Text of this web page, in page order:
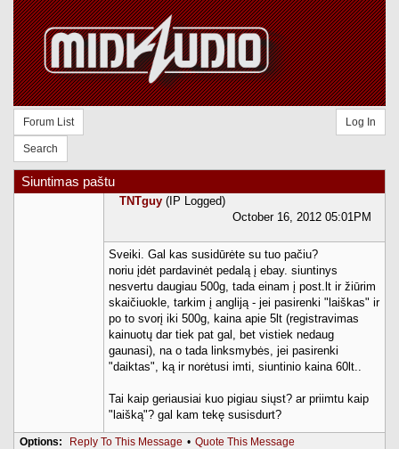
Forum List
Search
Log In
Siuntimas paštu
TNTguy (IP Logged)
October 16, 2012 05:01PM
Sveiki. Gal kas susidūrėte su tuo pačiu?
noriu įdėt pardavinėt pedalą į ebay. siuntinys
nesvertu daugiau 500g, tada einam į post.lt ir žiūrim
skaičiuokle, tarkim į angliją - jei pasirenki "laiškas" ir
po to svorį iki 500g, kaina apie 5lt (registravimas
kainuotų dar tiek pat gal, bet vistiek nedaug
gaunasi), na o tada linksmybės, jei pasirenki
"daiktas", ką ir norėtusi imti, siuntinio kaina 60lt..
Tai kaip geriausiai kuo pigiau siųst? ar priimtu kaip
"laišką"? gal kam tekę susisdurt?
Options: Reply To This Message • Quote This Message